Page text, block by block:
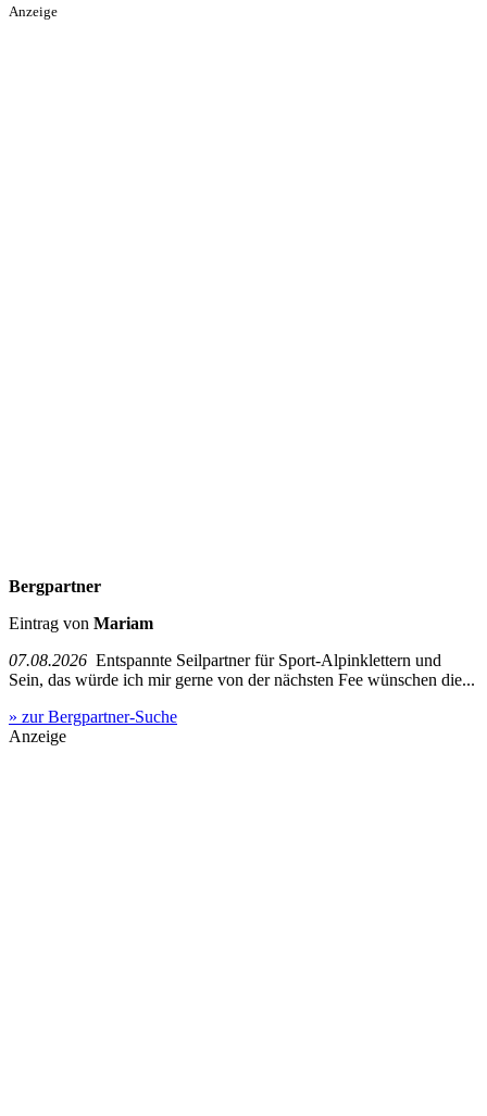
Anzeige
Bergpartner
Eintrag von Mariam
07.08.2026 Entspannte Seilpartner für Sport-Alpinklettern und
Sein, das würde ich mir gerne von der nächsten Fee wünschen die...
» zur Bergpartner-Suche
Anzeige